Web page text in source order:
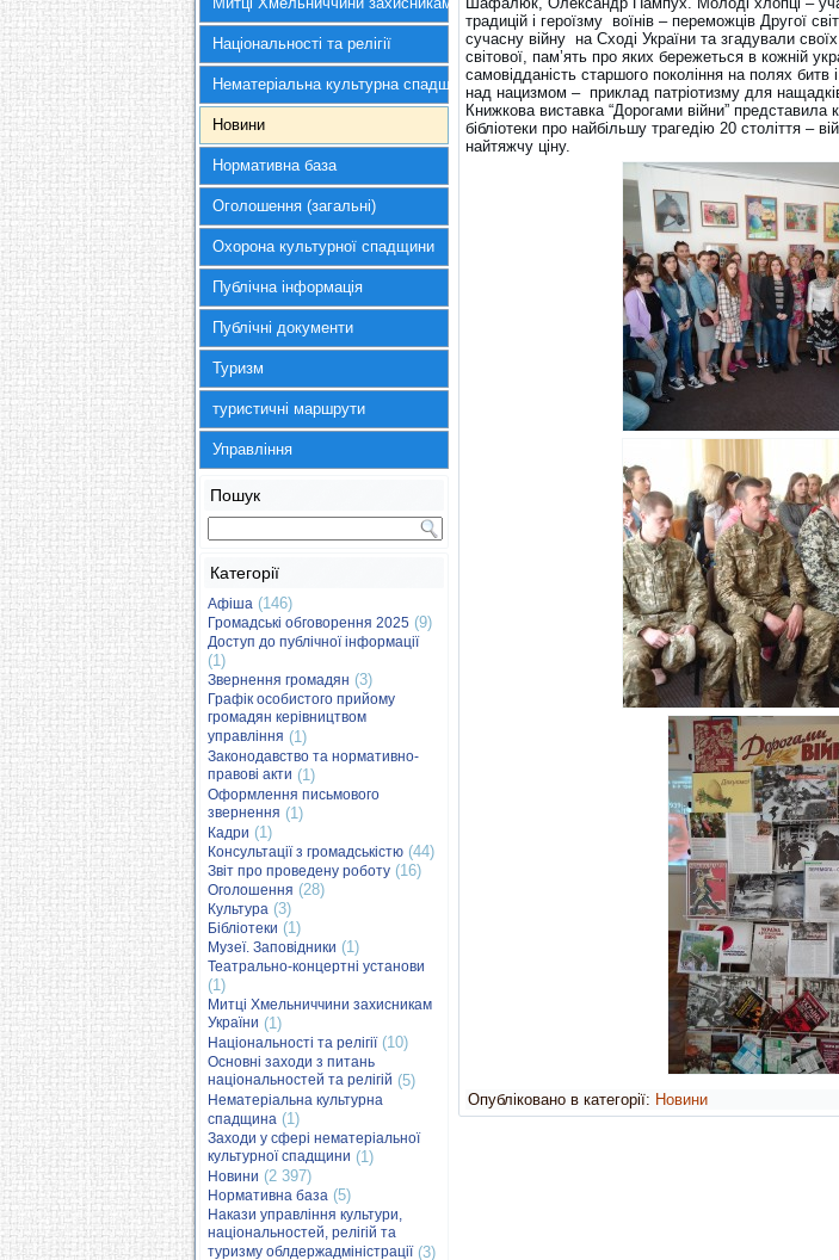
Національності та релігії
Нематеріальна культурна спадщина
Новини
Нормативна база
Оголошення (загальні)
Охорона культурної спадщини
Публічна інформація
Публічні документи
Туризм
туристичні маршрути
Управління
Пошук
Категорії
Афіша (146)
Громадські обговорення 2025 (9)
Доступ до публічної інформації
(1)
Звернення громадян (3)
Графік особистого прийому
громадян керівництвом
управління (1)
Законодавство та нормативно-
правові акти (1)
Оформлення письмового
звернення (1)
Кадри (1)
Консультації з громадськістю (44)
Звіт про проведену роботу (16)
Оголошення (28)
Культура (3)
Бібліотеки (1)
Музеї. Заповідники (1)
Театрально-концертні установи
(1)
Митці Хмельниччини захисникам
України (1)
Національності та релігії(10)
Основні заходи з питань
національностей та релігій (5)
Нематеріальна культурна
спадщина (1)
Заходи у сфері нематеріальної
культурної спадщини (1)
Новини (2 397)
Нормативна база (5)
Накази управління культури,
національностей, релігій та
туризму облдержадміністрації(3)
традицій і героїзму воїнів – переможців Другої
сучасну війну на Сході України та згадували своїх
світової, пам’ять про яких бережеться в кожній
самовідданість старшого покоління на полях битв
над нацизмом – приклад патріотизму для
Книжкова виставка “Дорогами війни” представила
бібліотеки про найбільшу трагедію 20 століття –
найтяжчу ціну.
Опубліковано в категорії: Новини